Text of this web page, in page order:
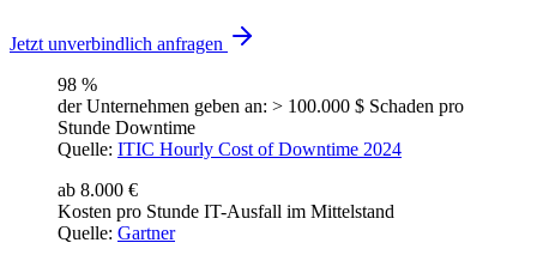
Jetzt unverbindlich anfragen
98 %
der Unternehmen geben an: > 100.000 $ Schaden pro
Stunde Downtime
Quelle: ITIC Hourly Cost of Downtime 2024
ab 8.000 €
Kosten pro Stunde IT-Ausfall im Mittelstand
Quelle: Gartner